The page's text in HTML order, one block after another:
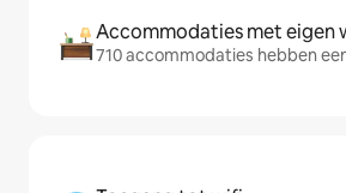
Accommodaties met eigen
710 accommodaties hebben